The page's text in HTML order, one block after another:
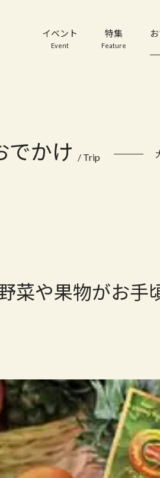
イベント
Event
特集
Feature
でかけ / Trip
菜や果物がお手